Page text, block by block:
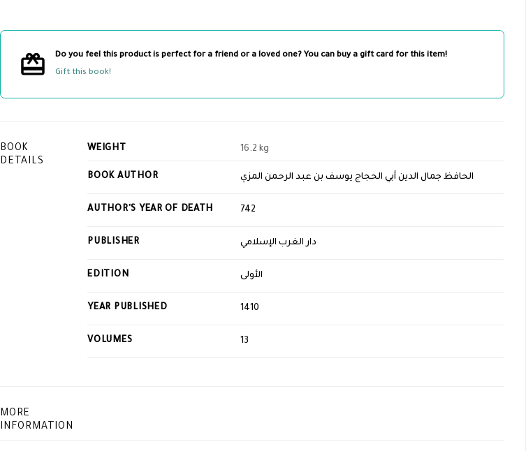
Do you feel this product is perfect for a friend or a loved one? You can buy a gift card for this item!
Gift this book!
BOOK
DETAILS
WEIGHT 16.2 kg
BOOK AUTHOR الحافظ جمال الدين أبي الحجاج يوسف بن عبد الرحمن المزي
AUTHOR'S YEAR OF DEATH 742
PUBLISHER دار الغرب الإسلامي
EDITION الأولى
YEAR PUBLISHED 1410
VOLUMES 13
MORE
INFORMATION